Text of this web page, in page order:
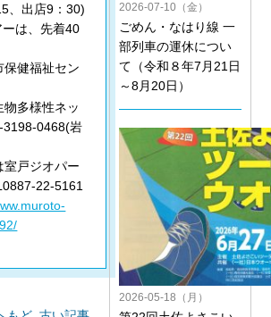
、出店9：30)
は、先着40
健福祉セン
物多様性ネッ
3198-0468(岩
戸ジオパー
22-5161
2026-07-10（金）
ごめん・なはり線 一
部列車の運休につい
て（令和８年7月21日
～8月20日）
2026-05-18（月）